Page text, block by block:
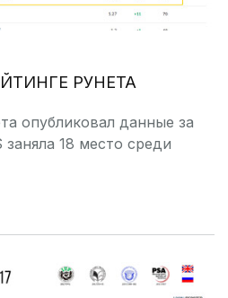
РУНЕТА
опубликовал данные за
заняла 18 место среди